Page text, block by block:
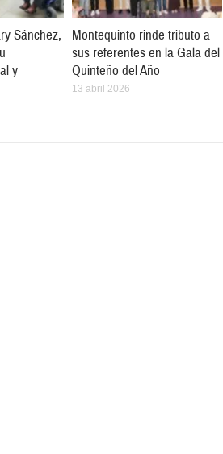
Sánchez,
y
Montequinto rinde tributo a
sus referentes en la Gala del
Quinteño del Año
13 abril 2026